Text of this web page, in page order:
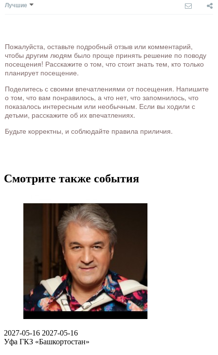
Лучшие
Пожалуйста, оставьте подробный отзыв или комментарий,
чтобы другим людям было проще принять решение по поводу
посещения! Расскажите о том, что стоит знать тем, кто только
планирует посещение.
Поделитесь с своими впечатлениями от посещения. Напишите
о том, что вам понравилось, а что нет, что запомнилось, что
показалось интересным или необычным. Если вы ходили с
детьми, расскажите об их впечатлениях.
Будьте корректны, и соблюдайте правила приличия.
Смотрите также события
2027-05-16 2027-05-16
Уфа ГКЗ «Башкортостан»